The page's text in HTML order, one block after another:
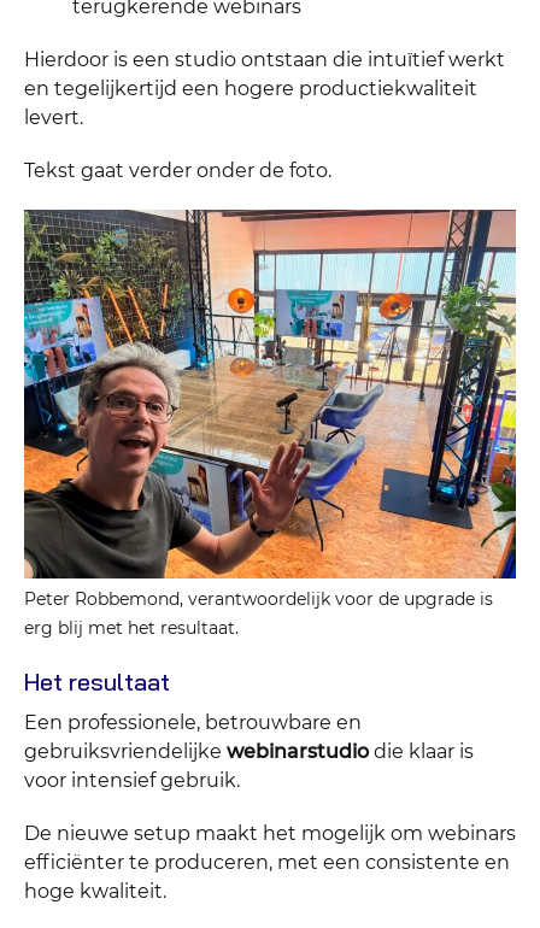
terugkerende webinars
Hierdoor is een studio ontstaan die intuïtief werkt
en tegelijkertijd een hogere productiekwaliteit
levert.
Tekst gaat verder onder de foto.
Peter Robbemond, verantwoordelijk voor de upgrade is
erg blij met het resultaat.
Het resultaat
Een professionele, betrouwbare en
gebruiksvriendelijke webinarstudio die klaar is
voor intensief gebruik.
De nieuwe setup maakt het mogelijk om webinars
efficiënter te produceren, met een consistente en
hoge kwaliteit.